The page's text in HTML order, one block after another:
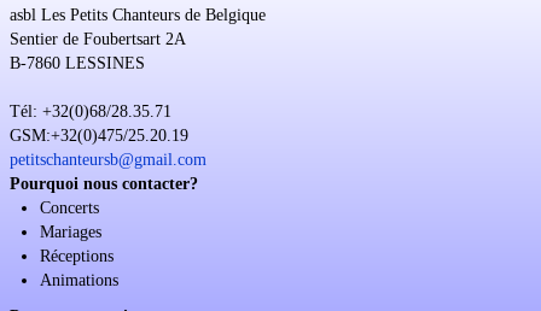
asbl Les Petits Chanteurs de Belgique
Sentier de Foubertsart 2A
B-7860 LESSINES
Tél: +32(0)68/28.35.71
GSM:+32(0)475/25.20.19
petitschanteursb@gmail.com
Pourquoi nous contacter?
Concerts
Mariages
Réceptions
Animations